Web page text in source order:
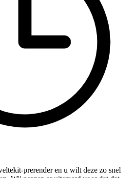
prerender en u wilt deze zo snel